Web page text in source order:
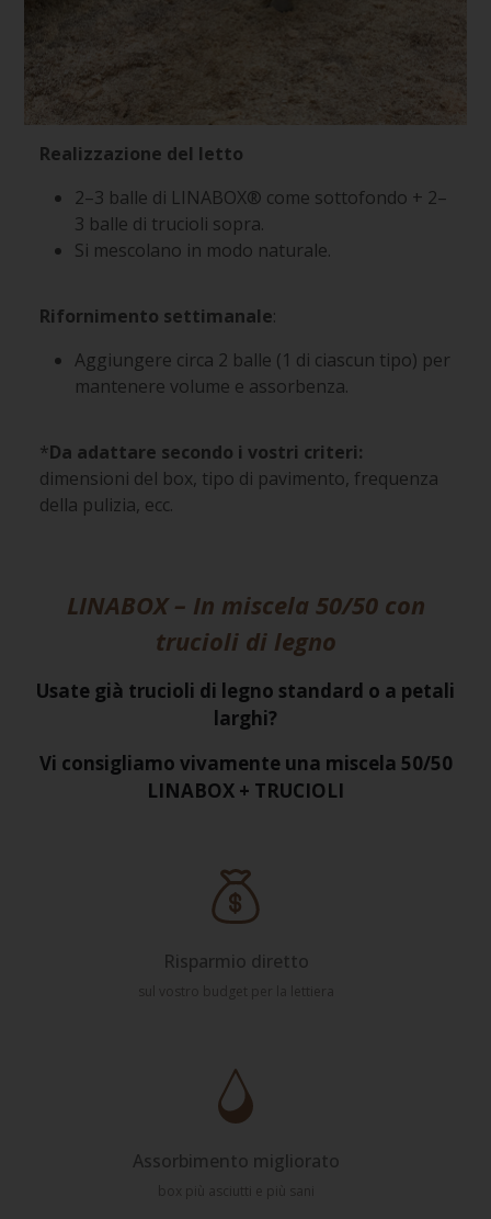
Realizzazione del letto
2–3 balle di LINABOX® come sottofondo + 2–
3 balle di trucioli sopra.
Si mescolano in modo naturale.
Rifornimento settimanale:
Aggiungere circa 2 balle (1 di ciascun tipo) per
mantenere volume e assorbenza.
*Da adattare secondo i vostri criteri:
dimensioni del box, tipo di pavimento, frequenza
della pulizia, ecc.
LINABOX – In miscela 50/50 con
trucioli di legno
Usate già trucioli di legno standard o a petali
larghi?
Vi consigliamo vivamente una miscela 50/50
LINABOX + TRUCIOLI
Risparmio diretto
sul vostro budget per la lettiera
Assorbimento migliorato
box più asciutti e più sani